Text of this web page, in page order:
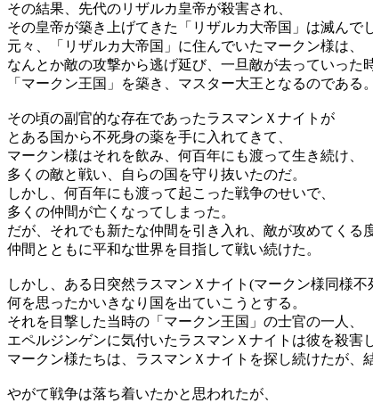
その結果、先代のリザルカ皇帝が殺害され、
その皇帝が築き上げてきた「リザルカ大帝国」は滅んで
元々、「リザルカ大帝国」に住んでいたマークン様は、
なんとか敵の攻撃から逃げ延び、一旦敵が去っていった
「マークン王国」を築き、マスター大王となるのである。
その頃の副官的な存在であったラスマンＸナイトが
とある国から不死身の薬を手に入れてきて、
マークン様はそれを飲み、何百年にも渡って生き続け、
多くの敵と戦い、自らの国を守り抜いたのだ。
しかし、何百年にも渡って起こった戦争のせいで、
多くの仲間が亡くなってしまった。
だが、それでも新たな仲間を引き入れ、敵が攻めてくる
仲間とともに平和な世界を目指して戦い続けた。
しかし、ある日突然ラスマンＸナイト(マークン様同様不
何を思ったかいきなり国を出ていこうとする。
それを目撃した当時の「マークン王国」の士官の一人、
エペルジンゲンに気付いたラスマンＸナイトは彼を殺害
マークン様たちは、ラスマンＸナイトを探し続けたが、
やがて戦争は落ち着いたかと思われたが、